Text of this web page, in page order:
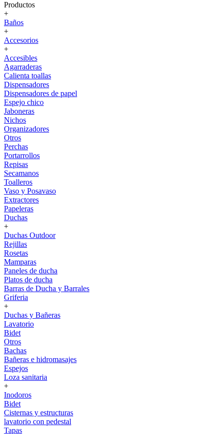
Productos
+
Baños
+
Accesorios
+
Accesibles
Agarraderas
Calienta toallas
Dispensadores
Dispensadores de papel
Espejo chico
Jaboneras
Nichos
Organizadores
Otros
Perchas
Portarrollos
Repisas
Secamanos
Toalleros
Vaso y Posavaso
Extractores
Papeleras
Duchas
+
Duchas Outdoor
Rejillas
Rosetas
Mamparas
Paneles de ducha
Platos de ducha
Barras de Ducha y Barrales
Griferia
+
Duchas y Bañeras
Lavatorio
Bidet
Otros
Bachas
Bañeras e hidromasajes
Espejos
Loza sanitaria
+
Inodoros
Bidet
Cisternas y estructuras
lavatorio con pedestal
Tapas